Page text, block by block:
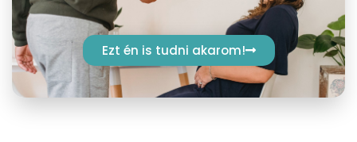
Ezt én is tudni akarom!